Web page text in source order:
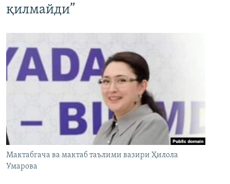
қилмайди”
Мактабгача ва мактаб таълими вазири Ҳилола
Умарова